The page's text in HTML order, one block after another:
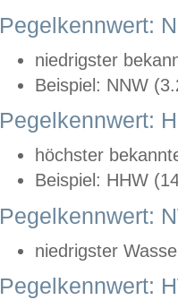
Pegelkennwert:
niedrigster
Beispiel: NNW
Pegelkennwert:
höchster
Beispiel: HHW
Pegelkennwert:
niedrigster
Pegelkennwert: